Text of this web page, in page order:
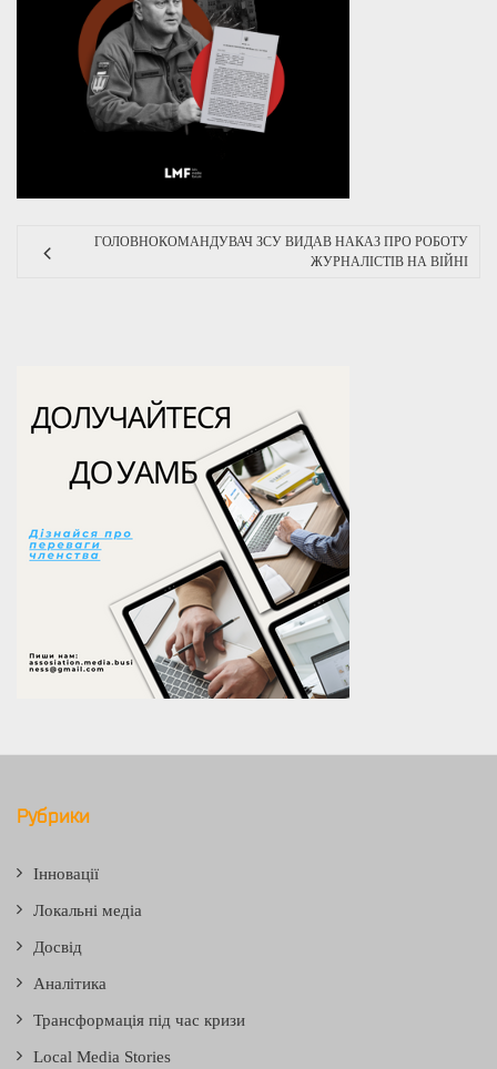
ГОЛОВНОКОМАНДУВАЧ ЗСУ ВИДАВ НАКАЗ ПРО РОБОТУ
ЖУРНАЛІСТІВ НА ВІЙНІ
Рубрики
Інновації
Локальні медіа
Досвід
Аналітика
Трансформація під час кризи
Local Media Stories